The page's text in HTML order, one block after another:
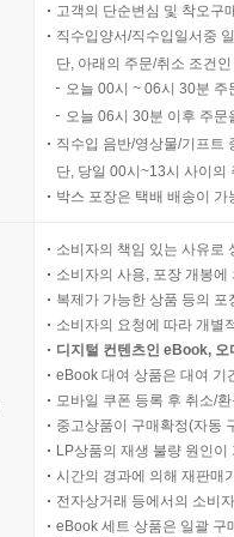
고객의 단순변심 및 착오구
직수입양서/직수입일서중
단, 아래의 주문/취소 조건
오늘 00시 ~ 06시 30분
오늘 06시 30분 이후 주
직수입 음반/영상물/기프트
단, 당일 00시~13시 사이의
박스 포장은 택배 배송이
소비자의 책임 있는 사유로
소비자의 사용, 포장 개봉
복제가 가능한 상품 등의
소비자의 요청에 따라 개별
디지털 컨텐츠인 eBook,
eBook 대여 상품은 대여 기
모바일 쿠폰 등록 후 취소/
중고상품이 구매확정(자동
LP상품의 재생 불량 원인
시간의 경과에 의해 재판매
전자상거래 등에서의 소비
eBook 세트 상품은 일괄 구